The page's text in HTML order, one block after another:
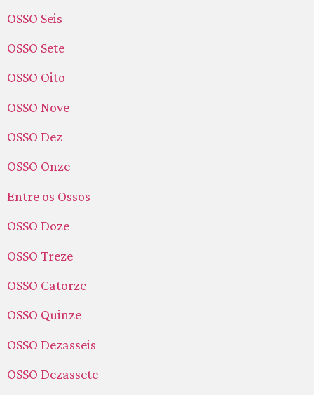
OSSO Seis
OSSO Sete
OSSO Oito
OSSO Nove
OSSO Dez
OSSO Onze
Entre os Ossos
OSSO Doze
OSSO Treze
OSSO Catorze
OSSO Quinze
OSSO Dezasseis
OSSO Dezassete